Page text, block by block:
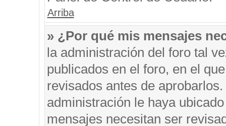
Arriba
» ¿Por qué mis mensajes
la administración del foro tal
publicados en el foro, en el
revisados antes de
administración le haya
mensajes necesitan ser